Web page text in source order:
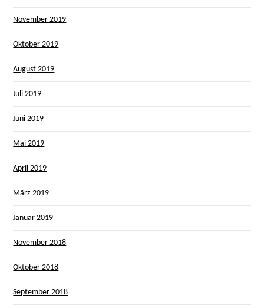
November 2019
Oktober 2019
August 2019
Juli 2019
Juni 2019
Mai 2019
April 2019
März 2019
Januar 2019
November 2018
Oktober 2018
September 2018